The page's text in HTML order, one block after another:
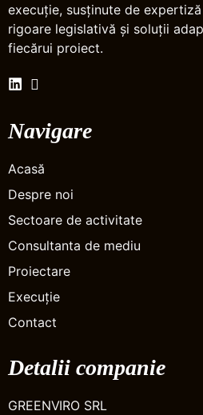
execuție, susținute de
rigoare legislativă și soluții
fiecărui proiect.
Navigare
Acasă
Despre noi
Sectoare de activitate
Consultanta de mediu
Proiectare
Execuție
Contact
Detalii companie
GREENVIRO SRL